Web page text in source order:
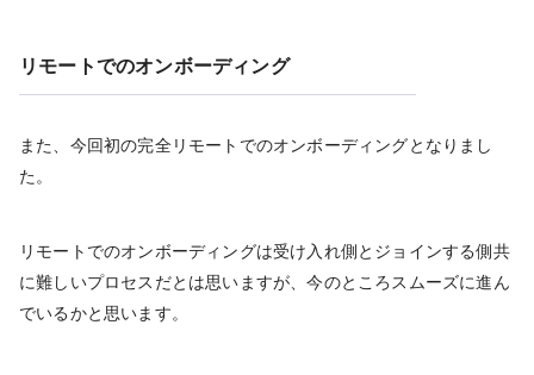
リモートでのオンボーディング
また、今回初の完全リモートでのオンボーディングとなりまし
た。
リモートでのオンボーディングは受け入れ側とジョインする側共
に難しいプロセスだとは思いますが、今のところスムーズに進ん
でいるかと思います。